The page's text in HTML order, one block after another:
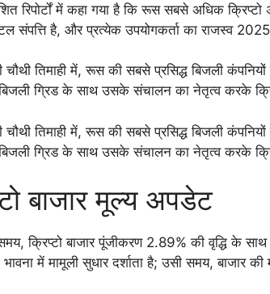
रिपोर्टों में कहा गया है कि रूस सबसे अधिक
संपत्ति है, और प्रत्येक उपयोगकर्ता का राजस्व
तिमाही में, रूस की सबसे प्रसिद्ध बिजली
ग्रिड के साथ उसके संचालन का नेतृत्व करके
तिमाही में, रूस की सबसे प्रसिद्ध बिजली
ग्रिड के साथ उसके संचालन का नेतृत्व करके
बाजार मूल्य अपडेट
क्रिप्टो बाजार पूंजीकरण 2.89% की वृद्धि के
भावना में मामूली सुधार दर्शाता है; उसी समय, बाजार